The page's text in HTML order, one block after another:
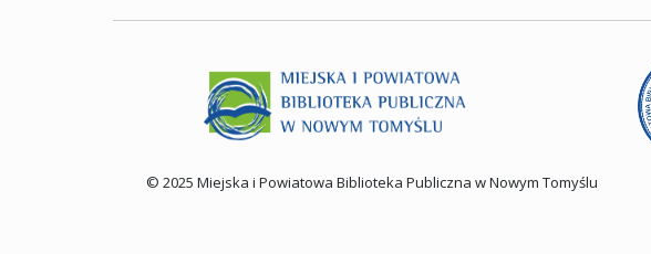
© 2025 Miejska i Powiatowa Biblioteka Publiczna w Nowym Tomyślu